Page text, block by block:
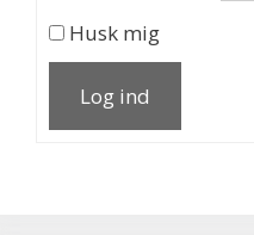
Husk mig
Log ind